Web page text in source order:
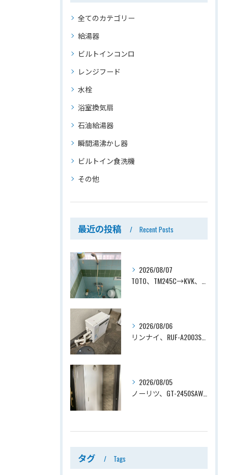
全てのカテゴリー
給湯器
ビルトインコンロ
レンジフード
水栓
浴室換気扇
石油給湯器
瞬間湯沸かし器
ビルトイン食洗機
その他
最近の投稿 Recent Posts
2026/08/07
TOTO、TM245C→KVK、KF800T、壁付タイプ、サーモスタット付シャワーバス水栓、浴室用水栓交換工事ー埼玉県上尾市平塚
2026/08/06
リンナイ、RUF-A2003SAG(A)→ノーリツ、GT-C2072SAR-1 BL、20号、エコジョーズ、オート、屋外据置型、給湯器交換工事ー埼玉県上尾市平塚
2026/08/05
ノーリツ、GT-2450SAWX-TB→ノーリツ、GT-2470SAW-TB-1 BL 、24号、オート、PS扉内後方排気、給湯器交換工事ー埼玉県さいたま市南区鹿手袋
タグ Tags